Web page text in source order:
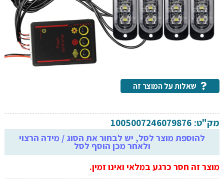
שאלות על המוצר זה
מק"ט: 1005007246079876
להוספת מוצר לסל, יש לבחור את הסוג / מידה הרצוי
ולאחר מכן הוסף לסל
מוצר זה חסר כרגע במלאי ואינו זמין.